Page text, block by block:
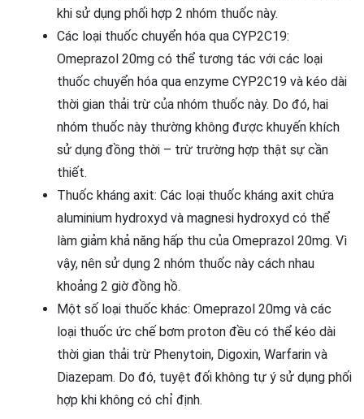
khi sử dụng phối hợp 2 nhóm thuốc này.
Các loại thuốc chuyển hóa qua CYP2C19:
Omeprazol 20mg có thể tương tác với các loại
thuốc chuyển hóa qua enzyme CYP2C19 và kéo dài
thời gian thải trừ của nhóm thuốc này. Do đó, hai
nhóm thuốc này thường không được khuyến khích
sử dụng đồng thời – trừ trường hợp thật sự cần
thiết.
Thuốc kháng axit: Các loại thuốc kháng axit chứa
aluminium hydroxyd và magnesi hydroxyd có thể
làm giảm khả năng hấp thu của Omeprazol 20mg. Vì
vậy, nên sử dụng 2 nhóm thuốc này cách nhau
khoảng 2 giờ đồng hồ.
Một số loại thuốc khác: Omeprazol 20mg và các
loại thuốc ức chế bơm proton đều có thể kéo dài
thời gian thải trừ Phenytoin, Digoxin, Warfarin và
Diazepam. Do đó, tuyệt đối không tự ý sử dụng phối
hợp khi không có chỉ định.